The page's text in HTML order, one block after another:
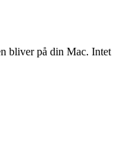
bliver på din Mac. Intet